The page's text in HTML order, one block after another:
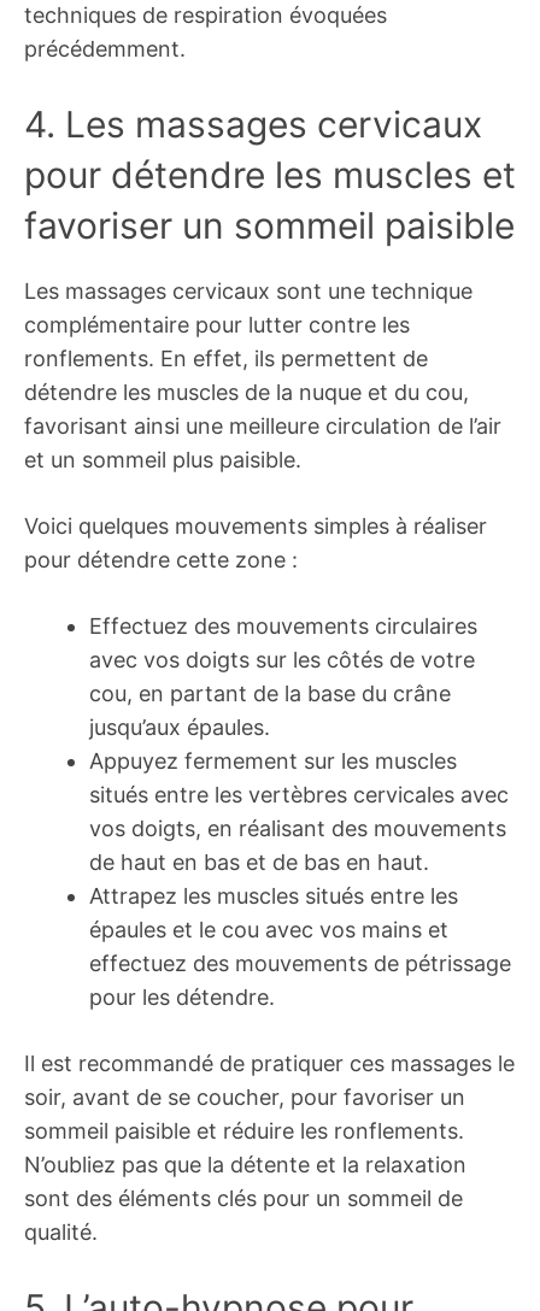
techniques de respiration évoquées
précédemment.
4. Les massages cervicaux
pour détendre les muscles et
favoriser un sommeil paisible
Les massages cervicaux sont une technique
complémentaire pour lutter contre les
ronflements. En effet, ils permettent de
détendre les muscles de la nuque et du cou,
favorisant ainsi une meilleure circulation de l’air
et un sommeil plus paisible.
Voici quelques mouvements simples à réaliser
pour détendre cette zone :
Effectuez des mouvements circulaires
avec vos doigts sur les côtés de votre
cou, en partant de la base du crâne
jusqu’aux épaules.
Appuyez fermement sur les muscles
situés entre les vertèbres cervicales avec
vos doigts, en réalisant des mouvements
de haut en bas et de bas en haut.
Attrapez les muscles situés entre les
épaules et le cou avec vos mains et
effectuez des mouvements de pétrissage
pour les détendre.
Il est recommandé de pratiquer ces massages le
soir, avant de se coucher, pour favoriser un
sommeil paisible et réduire les ronflements.
N’oubliez pas que la détente et la relaxation
sont des éléments clés pour un sommeil de
qualité.